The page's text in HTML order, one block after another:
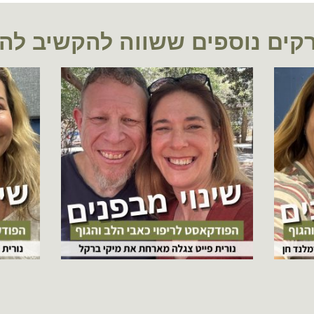
נוספים ששווה להקשיב